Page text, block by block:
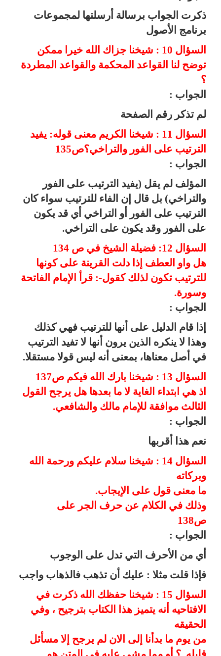
ذكرت الجواب برسالة أرسلتها لمجموعات
برنامج الأصول
السؤال 10 : شيخنا جزاك الله خيرا ممكن
توضح لنا القواعد المحكمة والقواعد المطردة
؟
الجواب :
لم تذكر رقم الصفحة
السؤال 11 : شيخنا الكريم معنى قوله: يفيد
الترتيب على الفور والتراخي؟ص135
الجواب :
المؤلف لم يقل (يفيد الترتيب على الفور
والتراخي) بل قال إن الفاء للترتيب سواء كان
الترتيب على الفور أو التراخي أي قد يكون
على الفور وقد يكون على التراخي.
السؤال 12: فضيلة الشيخ في ص 134
هل واو العطف إذا دلت القرينة على كونها
للترتيب تكون لذلك كقول-: قرأ الإمام الفاتحة
وسورة.
الجواب :
إذا قام الدليل على أنها للترتيب فهي كذلك
وهذا لا ينكره الذين يرون أنها لا تفيد الترتيب
في أصل معناها، بمعنى أنه ليس قولا مستقلا.
السؤال 13 : شيخنا بارك الله فيكم ص137
اذ هي ابتداء الغاية لا ما بعدها هل يرجح القول
الثالث موافقة للإمام مالك والشافعي.
الجواب :
نعم هذا أقربها
السؤال 14 : شيخنا سلام عليكم ورحمة الله
وبركاته
ما معنى قول على الإيجاب.
وذلك في الكلام عن حرف الجر على
ص138
الجواب :
أي من الأحرف التي تدل على الوجوب
فإذا قلت مثلا : عليك أن تذهب فالذهاب واجب
السؤال 15 : شيخنا حفظك الله ذكرت في
الافتاحيه أنه يتميز هذا الكتاب بترجيح ، وفي
الحقيقه
من يوم ما بدأنا إلى الان لم يرجح إلا مسأئل